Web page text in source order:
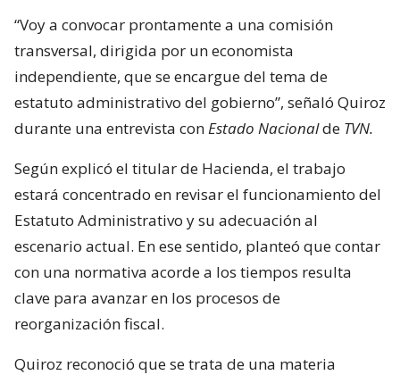
“Voy a convocar prontamente a una comisión
transversal, dirigida por un economista
independiente, que se encargue del tema de
estatuto administrativo del gobierno”, señaló Quiroz
durante una entrevista con Estado Nacionalde TVN.
Según explicó el titular de Hacienda, el trabajo
estará concentrado en revisar el funcionamiento del
Estatuto Administrativo y su adecuación al
escenario actual. En ese sentido, planteó que contar
con una normativa acorde a los tiempos resulta
clave para avanzar en los procesos de
reorganización fiscal.
Quiroz reconoció que se trata de una materia